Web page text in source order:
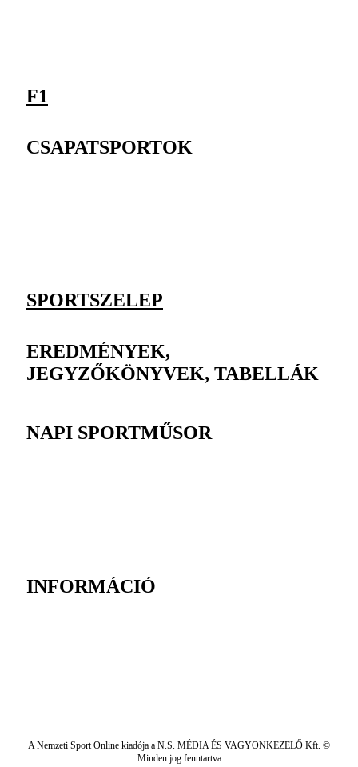
F1
CSAPATSPORTOK
SPORTSZELEP
EREDMÉNYEK,
JEGYZŐKÖNYVEK, TABELLÁK
NAPI SPORTMŰSOR
INFORMÁCIÓ
A Nemzeti Sport Online kiadója a N.S. MÉDIA ÉS VAGYONKEZELŐ Kft. ©
Minden jog fenntartva